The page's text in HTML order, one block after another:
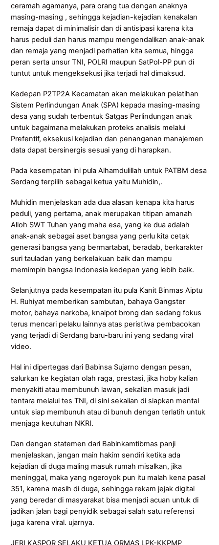
ceramah agamanya, para orang tua dengan anaknya
masing-masing , sehingga kejadian-kejadian kenakalan
remaja dapat di minimalisir dan di antisipasi karena kita
harus peduli dan harus mampu mengendalikan anak-anak
dan remaja yang menjadi perhatian kita semua, hingga
peran serta unsur TNI, POLRI maupun SatPol-PP pun di
tuntut untuk mengeksekusi jika terjadi hal dimaksud.
Kedepan P2TP2A Kecamatan akan melakukan pelatihan
Sistem Perlindungan Anak (SPA) kepada masing-masing
desa yang sudah terbentuk Satgas Perlindungan anak
untuk bagaimana melakukan proteks analisis melalui
Prefentif, eksekusi kejadian dan penanganan manajemen
data dapat bersinergis sesuai yang di harapkan.
Pada kesempatan ini pula Alhamdulillah untuk PATBM desa
Serdang terpilih sebagai ketua yaitu Muhidin,.
Muhidin menjelaskan ada dua alasan kenapa kita harus
peduli, yang pertama, anak merupakan titipan amanah
Alloh SWT Tuhan yang maha esa, yang ke dua adalah
anak-anak sebagai aset bangsa yang perlu kita cetak
generasi bangsa yang bermartabat, beradab, berkarakter
suri tauladan yang berkelakuan baik dan mampu
memimpin bangsa Indonesia kedepan yang lebih baik.
Selanjutnya pada kesempatan itu pula Kanit Binmas Aiptu
H. Ruhiyat memberikan sambutan, bahaya Gangster
motor, bahaya narkoba, knalpot brong dan sedang fokus
terus mencari pelaku lainnya atas peristiwa pembacokan
yang terjadi di Serdang baru-baru ini yang sedang viral
video.
Hal ini dipertegas dari Babinsa Sujarno dengan pesan,
salurkan ke kegiatan olah raga, prestasi, jika hoby kalian
menyakiti atau membunuh lawan, sekalian masuk jadi
tentara melalui tes TNI, di sini sekalian di siapkan mental
untuk siap membunuh atau di bunuh dengan terlatih untuk
menjaga keutuhan NKRI.
Dan dengan statemen dari Babinkamtibmas panji
menjelaskan, jangan main hakim sendiri ketika ada
kejadian di duga maling masuk rumah misalkan, jika
meninggal, maka yang ngeroyok pun itu malah kena pasal
351, karena masih di duga, sehingga rekam jejak digital
yang beredar di masyarakat bisa menjadi acuan untuk di
jadikan jalan bagi penyidik sebagai salah satu referensi
juga karena viral. ujarnya.
JERI KASPOR SELAKU KETUA ORMAS LPK-KKPMP